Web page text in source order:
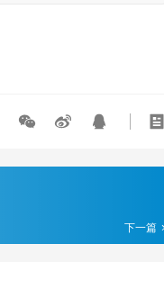
下一篇